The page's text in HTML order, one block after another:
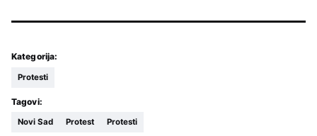
Kategorija:
Protesti
Tagovi:
Novi Sad Protest Protesti